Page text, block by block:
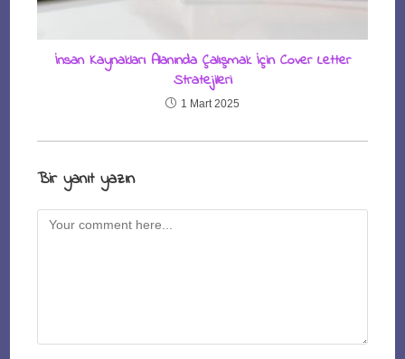
İnsan Kaynakları Alanında Çalışmak İçin Cover Letter
Stratejileri
1 Mart 2025
Bir yanıt yazın
Comment